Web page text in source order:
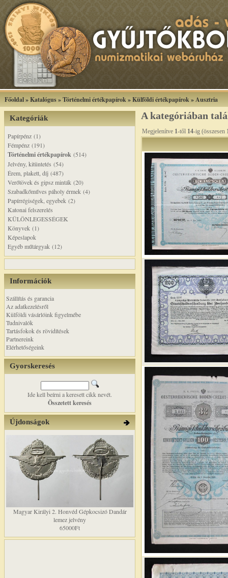
Főoldal»Katalógus»Történelmi értékpapírok»Külföldi értékpapírok»Ausztria
Kategóriák
Papírpénz (1)
Fémpénz (191)
Történelmi értékpapírok (514)
Jelvény, kitüntetés (54)
Érem, plakett, díj (487)
Verőtövek és gipsz minták (20)
Szabadkőműves páholy érmek (4)
Papírrégiségek, egyebek (2)
Katonai felszerelés
KÜLÖNLEGESSÉGEK
Könyvek (1)
Képeslapok
Egyéb műtárgyak (12)
Információk
Szállítás és garancia
Az adatkezelésről
Külföldi vásárlóink figyelmébe
Tudnivalók
Tartásfokok és rövidítések
Partnereink
Elérhetőségeink
Gyorskeresés
Ide kell beírni a keresett cikk nevét.
Összetett keresés
Újdonságok
Magyar Királyi 2. Honvéd Gépkocsizó Dandár
lemez jelvény
65000Ft
A kategóriában
Megjelenítve 1-től 14-ig (összesen